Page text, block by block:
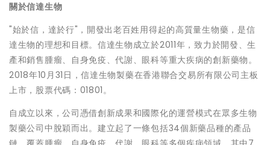
關於信達生物
"始於信，達於行"，開發出老百姓用得起的高質量生物藥，是信
達生物的理想和目標。信達生物成立於2011年，致力於開發、生
產和銷售腫瘤、自身免疫、代謝、眼科等重大疾病的創新藥物。
2018年10月31日，信達生物製藥在香港聯合交易所有限公司主板
上市，股票代碼：01801。
自成立以來，公司憑借創新成果和國際化的運營模式在眾多生物
製藥公司中脫穎而出。建立起了一條包括34個新藥品種的產品